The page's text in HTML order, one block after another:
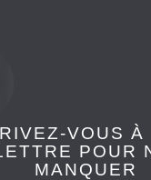
VOUS À
POUR
MANQUER